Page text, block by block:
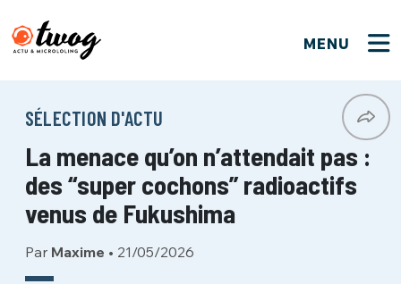
MENU
SÉLECTION D'ACTU
La menace qu’on n’attendait pas :
des “super cochons” radioactifs
venus de Fukushima
Par Maxime • 21/05/2026
Bienvenue !
PSEUDO*
Connexion
PSEUDO
VOTRE PARTICIPATION
Que souhaitez-vous proposer ?
Quelques tweets